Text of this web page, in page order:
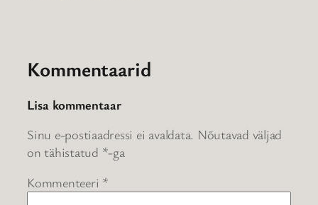
Kommentaarid
Lisa kommentaar
Sinu e-postiaadressi ei avaldata. Nõutavad väljad
on tähistatud *-ga
Kommenteeri *